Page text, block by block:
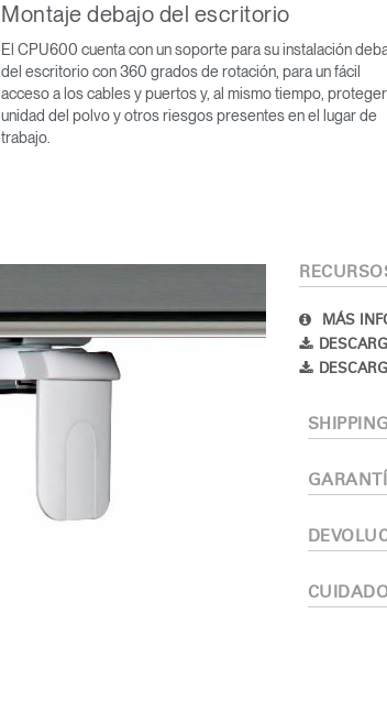
Seleccione su ubicación
Montaje debajo del escritorio
El CPU600 cuenta con un soporte para su instalación
del escritorio con 360 grados de rotación, para un fácil
acceso a los cables y puertos y, al mismo tiempo,
unidad del polvo y otros riesgos presentes en el lugar de
trabajo.
MÁS
SHIPPING